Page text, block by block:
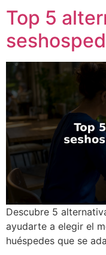
Top 5
Descubre 5
ayudarte a elegir el
huéspedes que se